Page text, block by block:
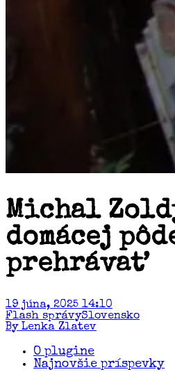
Michal
domácej
prehrávať
19 júna, 2025 14:10
Flash správySlovensko
By Lenka Zlatev
O plugine
Najnovšie príspevky